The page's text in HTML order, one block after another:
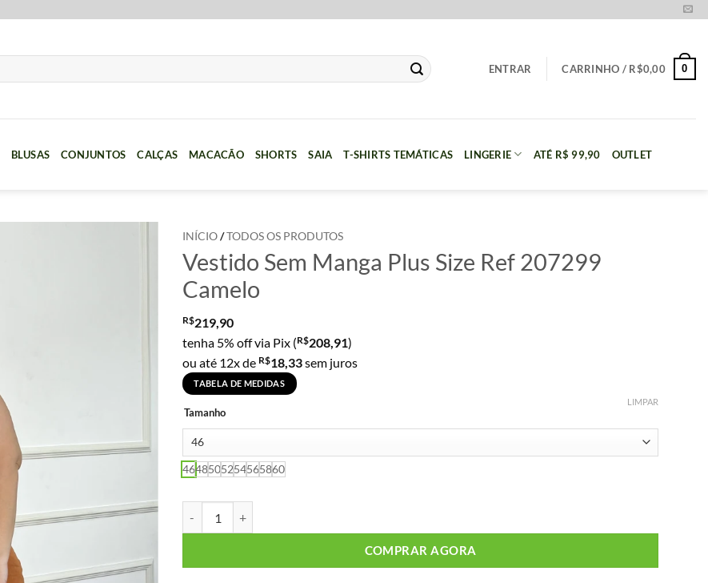
ENTRAR CARRINHO / R$0,00 0
BLUSAS CONJUNTOS CALÇAS MACACÃO SHORTS SAIA T-SHIRTS TEMÁTICAS LINGERIE ATÉ R$ 99,90 OUTLET
INÍCIO/TODOS OS PRODUTOS
Vestido Sem Manga Plus Size Ref 207299
Camelo
R$219,90
tenha 5% off via Pix (R$208,91)
ou até 12x de R$18,33sem juros
TABELA DE MEDIDAS
Tamanho
4648505254565860
LIMPAR
COMPRAR AGORA